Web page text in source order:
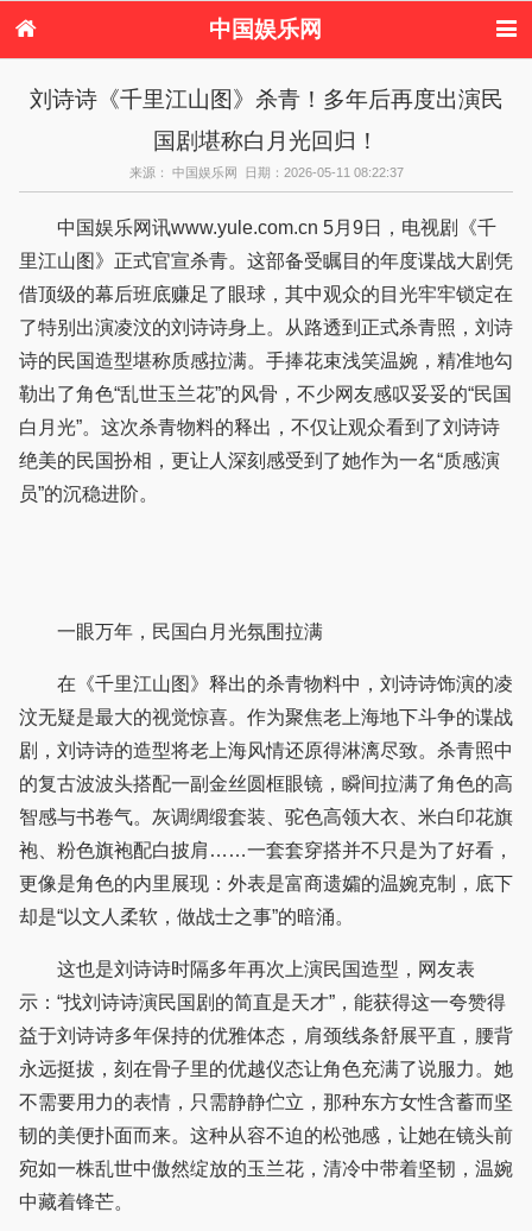
中国娱乐网
港台娱乐
日本娱乐 韩国娱乐
欧美娱乐
音乐新闻 影视新闻
港台明星八卦
日本韩国明星
欧美明星八卦
刘诗诗《千里江山图》杀青！多年后再度出演民
国剧堪称白月光回归！
来源： 中国娱乐网 日期：2026-05-11 08:22:37
中国娱乐网讯www.yule.com.cn 5月9日，电视剧《千
里江山图》正式官宣杀青。这部备受瞩目的年度谍战大剧凭
借顶级的幕后班底赚足了眼球，其中观众的目光牢牢锁定在
了特别出演凌汶的刘诗诗身上。从路透到正式杀青照，刘诗
诗的民国造型堪称质感拉满。手捧花束浅笑温婉，精准地勾
勒出了角色“乱世玉兰花”的风骨，不少网友感叹妥妥的“民国
白月光”。这次杀青物料的释出，不仅让观众看到了刘诗诗
绝美的民国扮相，更让人深刻感受到了她作为一名“质感演
员”的沉稳进阶。
一眼万年，民国白月光氛围拉满
在《千里江山图》释出的杀青物料中，刘诗诗饰演的凌
汶无疑是最大的视觉惊喜。作为聚焦老上海地下斗争的谍战
剧，刘诗诗的造型将老上海风情还原得淋漓尽致。杀青照中
的复古波波头搭配一副金丝圆框眼镜，瞬间拉满了角色的高
智感与书卷气。灰调绸缎套装、驼色高领大衣、米白印花旗
袍、粉色旗袍配白披肩……一套套穿搭并不只是为了好看，
更像是角色的内里展现：外表是富商遗孀的温婉克制，底下
却是“以文人柔软，做战士之事”的暗涌。
这也是刘诗诗时隔多年再次上演民国造型，网友表
示：“找刘诗诗演民国剧的简直是天才”，能获得这一夸赞得
益于刘诗诗多年保持的优雅体态，肩颈线条舒展平直，腰背
永远挺拔，刻在骨子里的优越仪态让角色充满了说服力。她
不需要用力的表情，只需静静伫立，那种东方女性含蓄而坚
韧的美便扑面而来。这种从容不迫的松弛感，让她在镜头前
宛如一株乱世中傲然绽放的玉兰花，清冷中带着坚韧，温婉
中藏着锋芒。